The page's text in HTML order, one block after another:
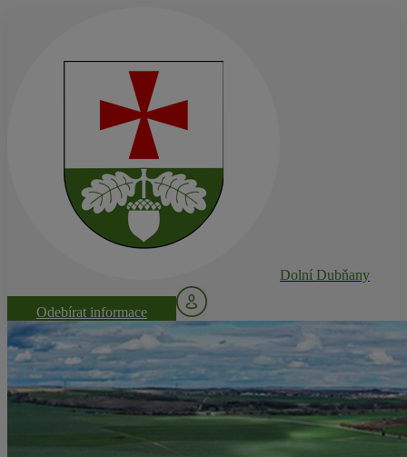
Dolní Dubňany
Odebírat informace